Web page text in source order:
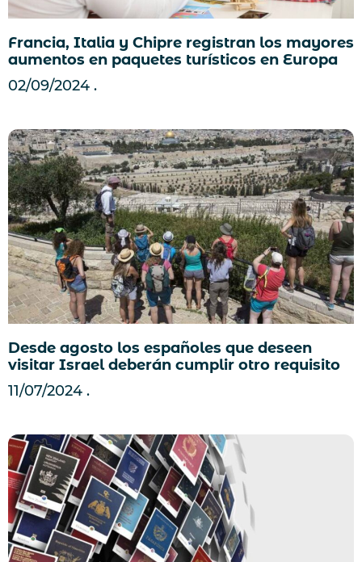
Francia, Italia y Chipre registran los mayores
aumentos en paquetes turísticos en Europa
02/09/2024
Desde agosto los españoles que deseen
visitar Israel deberán cumplir otro requisito
11/07/2024